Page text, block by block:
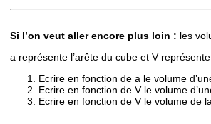
Si l’on veut aller encore plus loin : les
a représente l’arête du cube et V
Ecrire en fonction de a le volume
Ecrire en fonction de V le volume
Ecrire en fonction de V le volume de